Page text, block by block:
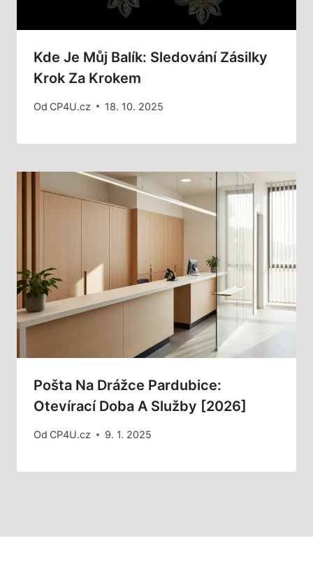
Kde Je Můj Balík: Sledování Zásilky
Krok Za Krokem
Od CP4U.cz 18. 10. 2025
Pošta Na Drážce Pardubice:
Otevírací Doba A Služby [2026]
Od CP4U.cz 9. 1. 2025